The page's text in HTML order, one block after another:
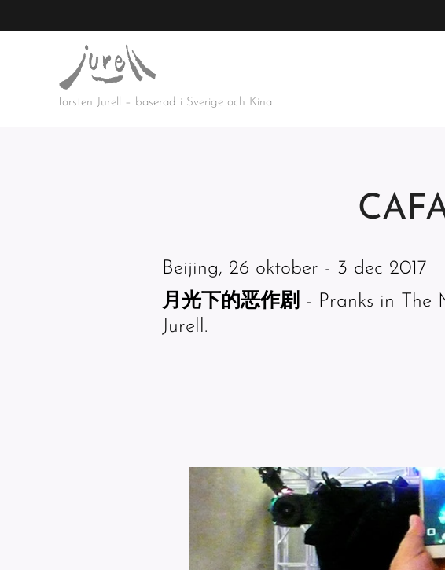
Torsten Jurell – baserad i Sverige och Kina
Beijing, 26 oktober - 3 dec 2017
月光下的恶作剧 - Pranks in The
Jurell.